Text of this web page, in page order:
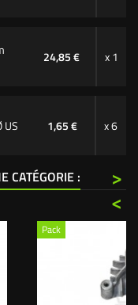
24,85 € x 1
US
1,65 € x 6
CATÉGORIE :
>
<
Pack